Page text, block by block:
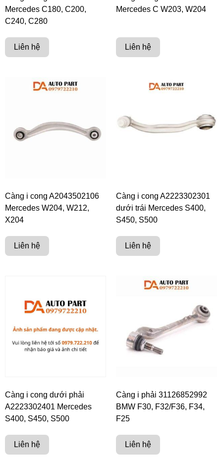
Mercedes C180, C200,
C240, C280
Liên hệ
Mercedes C W203, W204
Liên hệ
Càng i cong A2043502106
Mercedes W204, W212,
X204
Liên hệ
Càng i cong A2223302301
dưới trái Mercedes S400,
S450, S500
Liên hệ
Càng i cong dưới phải
A2223302401 Mercedes
S400, S450, S500
Liên hệ
Càng i phải 31126852992
BMW F30, F32/F36, F34,
F25
Liên hệ